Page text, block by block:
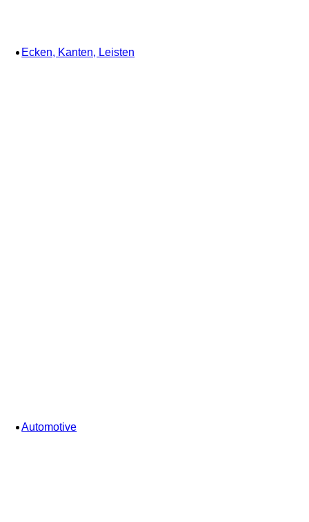
Ecken, Kanten, Leisten
Automotive